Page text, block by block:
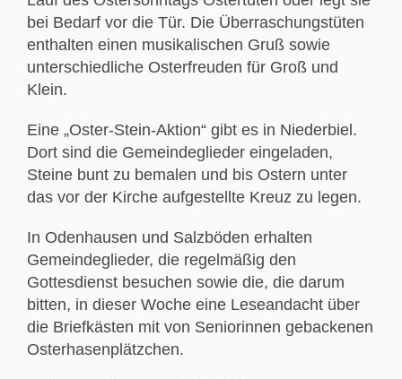
bei Bedarf vor die Tür. Die Überraschungstüten
enthalten einen musikalischen Gruß sowie
unterschiedliche Osterfreuden für Groß und
Klein.
Eine „Oster-Stein-Aktion“ gibt es in Niederbiel.
Dort sind die Gemeindeglieder eingeladen,
Steine bunt zu bemalen und bis Ostern unter
das vor der Kirche aufgestellte Kreuz zu legen.
In Odenhausen und Salzböden erhalten
Gemeindeglieder, die regelmäßig den
Gottesdienst besuchen sowie die, die darum
bitten, in dieser Woche eine Leseandacht über
die Briefkästen mit von Seniorinnen gebackenen
Osterhasenplätzchen.